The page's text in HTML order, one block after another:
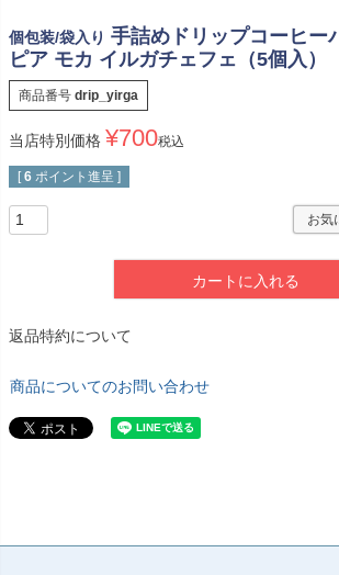
個包装/袋入り 手詰めドリップコーヒー
ピア モカ イルガチェフェ（5個入）
商品番号 drip_yirga
当店特別価格 ¥700税込
[ 6 ポイント進呈 ]
お気
カートに入れる
返品特約について
商品についてのお問い合わせ